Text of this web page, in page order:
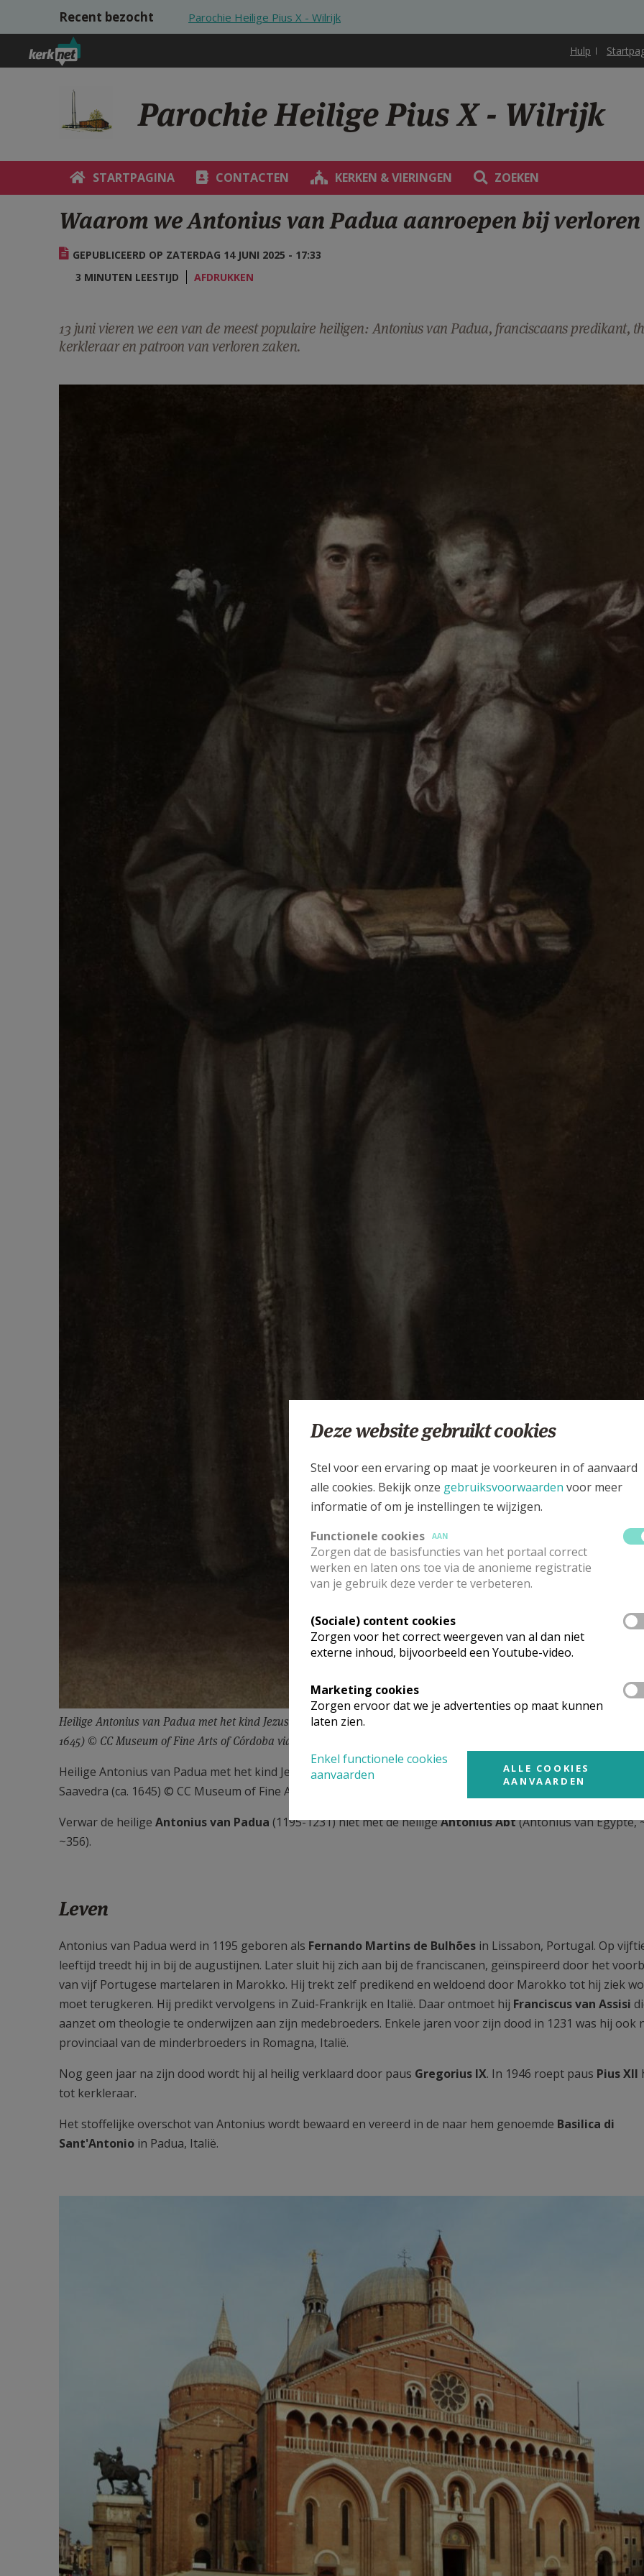
Overslaan en naar de inhoud gaan
Recent bezocht Parochie Heilige Pius X - Wilrijk
Hulp
Parochie Heilige Pius X - Wilrijk
STARTPAGINA CONTACTEN KERKEN & VIERINGEN ZOEKEN
Waarom we Antonius van Padua aanroepen bij
GEPUBLICEERD OP ZATERDAG 14 JUNI 2025 - 17:33
3 MINUTEN LEESTIJD
AFDRUKKEN
13 juni vieren we een van de meest populaire heiligen: Antonius van Padua, franciscaans predikant,
kerkleraar en patroon van verloren zaken.
Heilige Antonius van Padua met het kind Jezus, een witte lelie en het Evangelieboek, door Antonio del Castillo y
1645) © CC Museum of Fine Arts of Córdoba via Wikimedia Commons
Heilige Antonius van Padua met het kind Jezus, een witte lelie en het Evangelieboek, door Antonio del Castillo
Saavedra (ca. 1645) © CC Museum of Fine Arts of Córdoba via Wikimedia Commons
Verwar de heilige Antonius van Padua (1195-1231) niet met de heiligeAntonius Abt(Antonius van Egypte,
~356).
Leven
Antonius van Padua werd in 1195 geboren als Fernando Martins de Bulhões in Lissabon, Portugal. Op
leeftijd treedt hij in bij de augustijnen. Later sluit hij zich aan bij de franciscanen, geïnspireerd door het
van vijf Portugese martelaren in Marokko. Hij trekt zelf predikend en weldoend door Marokko tot hij ziek
moet terugkeren. Hij predikt vervolgens in Zuid-Frankrijk en Italië. Daar ontmoet hij Franciscus van Assisi
aanzet om theologie te onderwijzen aan zijn medebroeders. Enkele jaren voor zijn dood in 1231 was hij ook
provinciaal van de minderbroeders in Romagna, Italië.
Nog geen jaar na zijn dood wordt hij al heilig verklaard door paus Gregorius IX. In 1946 roept paus Pius XII
tot kerkleraar.
Het stoffelijke overschot van Antonius wordt bewaard en vereerd in de naar hem genoemde Basilica di
Sant'Antonio in Padua, Italië.
Deze website gebruikt cookies
Stel voor een ervaring op maat je voorkeuren in of aanvaard
alle cookies. Bekijk onze gebruiksvoorwaarden voor meer
informatie of om je instellingen te wijzigen.
Functionele cookies
AAN
Zorgen dat de basisfuncties van het portaal correct
werken en laten ons toe via de anonieme registratie
van je gebruik deze verder te verbeteren.
(Sociale) content cookies
Zorgen voor het correct weergeven van al dan niet
externe inhoud, bijvoorbeeld een Youtube-video.
Marketing cookies
Zorgen ervoor dat we je advertenties op maat kunnen
laten zien.
Enkel functionele cookies
aanvaarden
ALLE COOKIES
AANVAARDEN